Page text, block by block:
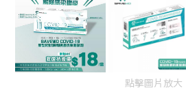
點擊圖片放大